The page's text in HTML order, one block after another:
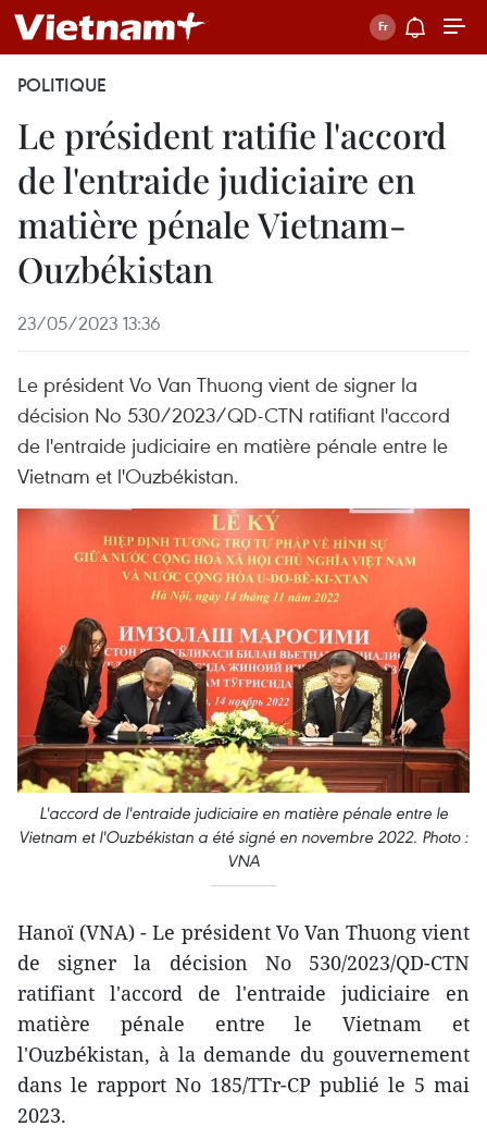
POLITIQUE
Le président ratifie l'accord
de l'entraide judiciaire en
matière pénale Vietnam-
Ouzbékistan
23/05/2023 13:36
Le président Vo Van Thuong vient de signer la
décision No 530/2023/QD-CTN ratifiant l'accord
de l'entraide judiciaire en matière pénale entre le
Vietnam et l'Ouzbékistan.
L'accord de l'entraide judiciaire en matière pénale entre le
Vietnam et l'Ouzbékistan a été signé en novembre 2022. Photo :
VNA
Hanoï (VNA) - Le président Vo Van Thuong vient
de signer la décision No 530/2023/QD-CTN
ratifiant l'accord de l'entraide judiciaire en
matière pénale entre le Vietnam et
l'Ouzbékistan, à la demande du gouvernement
dans le rapport No 185/TTr-CP publié le 5 mai
2023.